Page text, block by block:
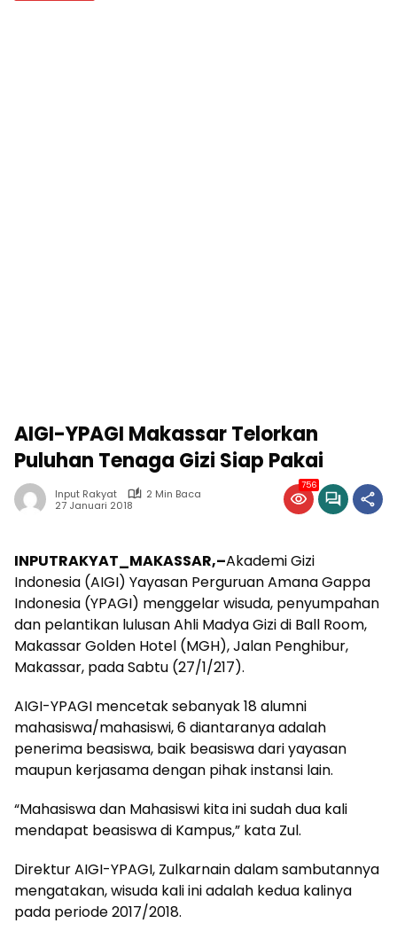
AIGI-YPAGI Makassar Telorkan
Puluhan Tenaga Gizi Siap Pakai
Input Rakyat
2 Min Baca
27 Januari 2018
756
INPUTRAKYAT_MAKASSAR,–Akademi Gizi
Indonesia (AIGI) Yayasan Perguruan Amana Gappa
Indonesia (YPAGI) menggelar wisuda, penyumpahan
dan pelantikan lulusan Ahli Madya Gizi di Ball Room,
Makassar Golden Hotel (MGH), Jalan Penghibur,
Makassar, pada Sabtu (27/1/217).
AIGI-YPAGI mencetak sebanyak 18 alumni
mahasiswa/mahasiswi, 6 diantaranya adalah
penerima beasiswa, baik beasiswa dari yayasan
maupun kerjasama dengan pihak instansi lain.
“Mahasiswa dan Mahasiswi kita ini sudah dua kali
mendapat beasiswa di Kampus,” kata Zul.
Direktur AIGI-YPAGI, Zulkarnain dalam sambutannya
mengatakan, wisuda kali ini adalah kedua kalinya
pada periode 2017/2018.